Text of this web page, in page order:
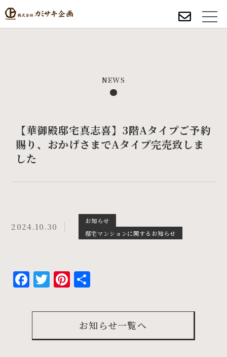
【華御殿邸宅真志喜】3階Aタイプご予約
賜り、おかげさまでAタイプ完売致しま
した
NEWS
2024.10.30
お知らせ
邸宅マンションに関するお知らせ
Facebook
Twitter
Pinterest
お知らせ一覧へ